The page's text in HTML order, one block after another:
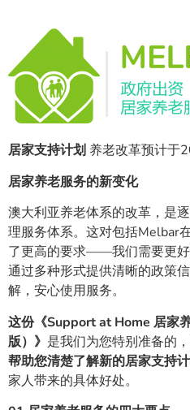
居家支持计划 养老改革预计于
居家养老服务的新变化
澳大利亚养老体系的改革，是
理服务体系。这对包括Melbar
了更高的要求——我们需要更
通过多种形式提供清晰的政策
解，安心使用服务。
这份《Support at Home 居家
版）》 是我们为您特别准备的，
帮助您清楚了解新的居家支持计
家人带来的具体好处。